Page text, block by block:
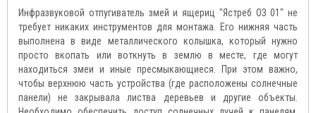
Инфразвуковой отпугиватель змей и ящериц "Ястреб ОЗ 01" не
требует никаких инструментов для монтажа. Его нижняя часть
выполнена в виде металлического колышка, который нужно
просто вкопать или воткнуть в землю в месте, где могут
находиться змеи и иные пресмыкающиеся. При этом важно,
чтобы верхнюю часть устройства (где расположены солнечные
панели) не закрывала листва деревьев и другие объекты.